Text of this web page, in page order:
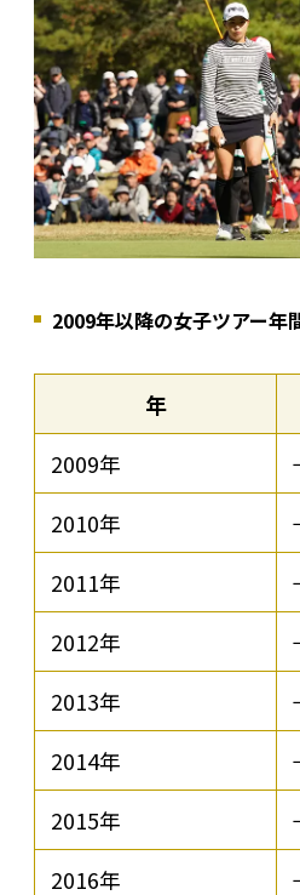
2009年以降の女子ツアー年
年
2009年
2010年
2011年
2012年
2013年
2014年
2015年
2016年